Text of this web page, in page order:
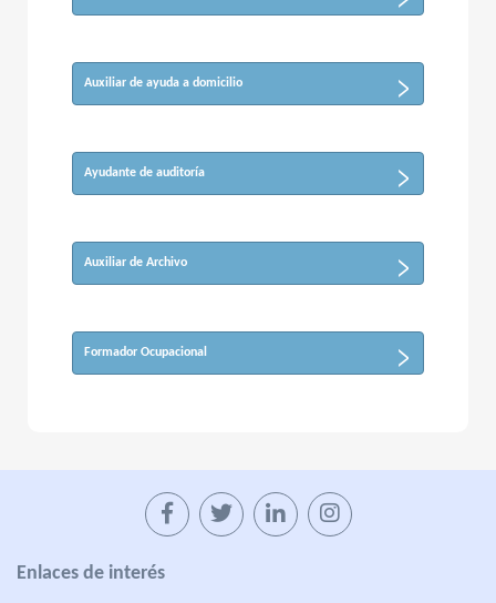
Auxiliar de ayuda a domicilio
Ayudante de auditoría
Auxiliar de Archivo
Formador Ocupacional
Enlaces de interés